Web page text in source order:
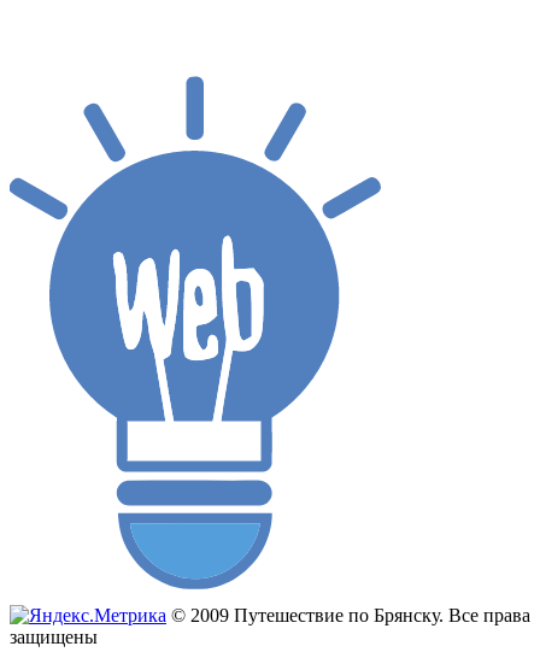
© 2009 Путешествие по Брянску. Все права
защищены